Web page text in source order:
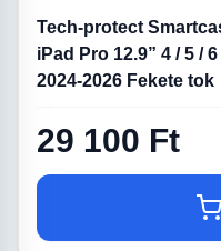
Tech-protect
iPad Pro 12.9” 4 / 5 /
2024-2026 Fekete tok
29 100 Ft